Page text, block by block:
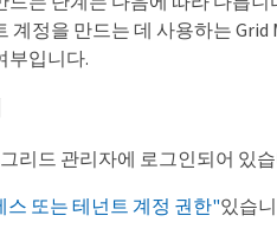
계정을 만드는 데 사용하는
부입니다.
리드 관리자에 로그인되어 있
스 또는 테넌트 계정 권한"있습